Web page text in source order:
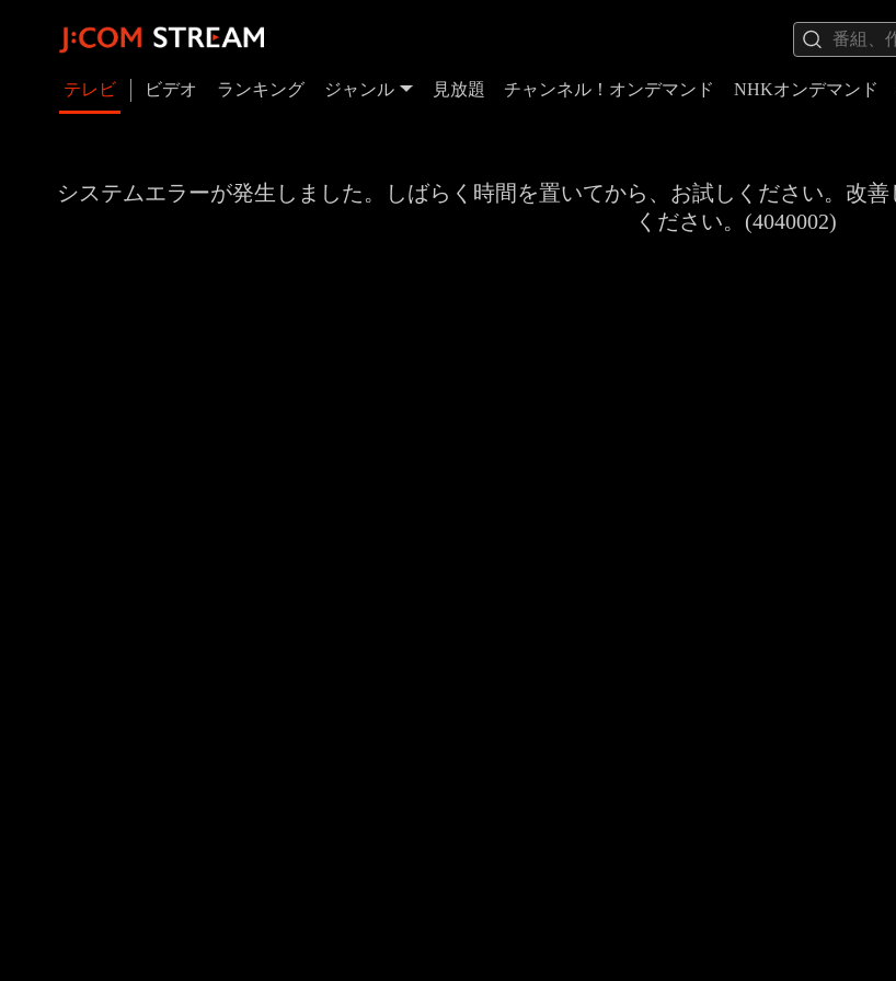
テレビ ビデオ ランキング ジャンル 見放題 チャンネル！オンデマンド NHKオンデマンド
システムエラーが発生しました。しばらく時間を置いてから、お試しください。改
ください。(4040002)